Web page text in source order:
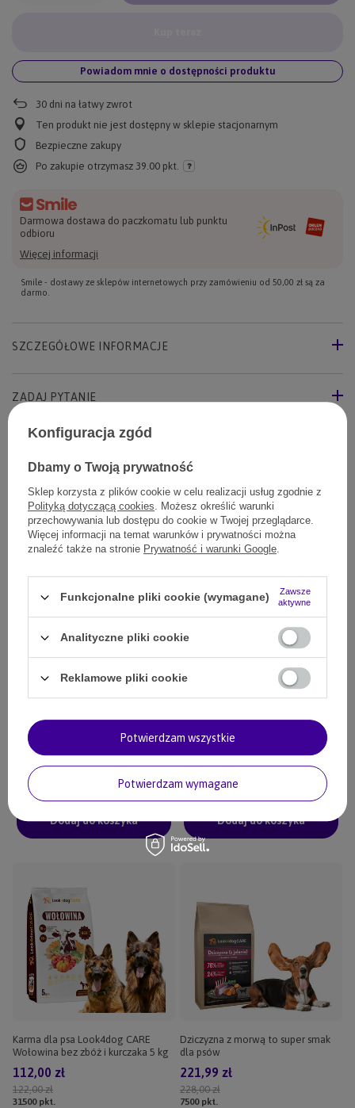
Powiadom mnie o dostępności produktu
30 dni na łatwy zwrot
Ten produkt nie jest dostępny w sklepie stacjonarnym
Bezpieczne zakupy
Po zakupie otrzymasz 39.00 pkt.
Darmowa dostawa do paczkomatu lub punktu
odbioru
Więcej informacji
Smile - dostawy ze sklepów internetowych przy zamówieniu od 50,00 zł są za
darmo.
SZCZEGÓŁOWE INFORMACJE
ZADAJ PYTANIE
Twój pies to polubi
Karma Look4dog CARE Łosoś
plamiak szczeniak 2 kg
88,00 zł
20500
Dodaj do koszyka
Wołowina bez zbóż i kurczaka 12 kg
239,00 zł
31500pkt.
Dodaj do koszyka
Karma dla psa Look4dog CARE
Wołowina bez zbóż i kurczaka 5 kg
122,00 zł
112,00 zł
31500pkt.
Dziczyzna z morwą to super smak
dla psów
228,00 zł
221,99 zł
7500pkt.
Konfiguracja zgód
Dbamy o Twoją prywatność
Sklep korzysta z plików cookie w celu realizacji usług zgodnie z
Polityką dotyczącą cookies. Możesz określić warunki
przechowywania lub dostępu do cookie w Twojej przeglądarce.
Więcej informacji na temat warunków i prywatności można
znaleźć także na stronie Prywatność i warunki Google.
Funkcjonalne pliki cookie (wymagane)
Zawsze
aktywne
Analityczne pliki cookie
Reklamowe pliki cookie
Potwierdzam wymagane
Potwierdzam wszystkie